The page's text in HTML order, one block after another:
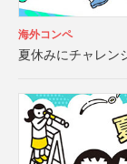
海外コンペ
夏休みにチャレン